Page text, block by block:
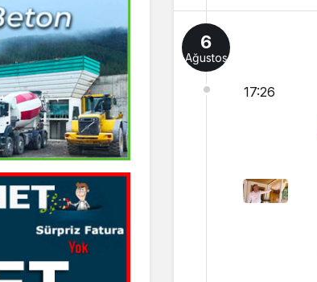
6
Ağustos
17:26